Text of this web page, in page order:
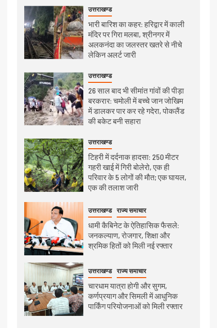
उत्तराखण्ड
भारी बारिश का कहर: हरिद्वार में काली
मंदिर पर गिरा मलबा, श्रीनगर में
अलकनंदा का जलस्तर खतरे से नीचे
लेकिन अलर्ट जारी
उत्तराखण्ड
26 साल बाद भी सीमांत गांवों की पीड़ा
बरकरार: चमोली में बच्चे जान जोखिम
में डालकर पार कर रहे गदेरा, पोकलैंड
की बकेट बनी सहारा
उत्तराखण्ड
टिहरी में दर्दनाक हादसा: 250 मीटर
गहरी खाई में गिरी बोलेरो, एक ही
परिवार के 5 लोगों की मौत; एक घायल,
एक की तलाश जारी
उत्तराखण्ड राज्य समाचार
धामी कैबिनेट के ऐतिहासिक फैसले:
जनकल्याण, रोजगार, शिक्षा और
श्रमिक हितों को मिली नई रफ्तार
उत्तराखण्ड राज्य समाचार
चारधाम यात्रा होगी और सुगम,
कर्णप्रयाग और सिमली में आधुनिक
पार्किंग परियोजनाओं को मिली रफ्तार